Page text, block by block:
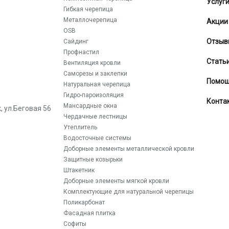
, ул.Беговая 56
Гибкая черепица
Металлочерепица
OSB
Сайдинг
Профнастил
Вентиляция кровли
Саморезы и заклепки
Натуральная черепица
Гидро-пароизоляция
Мансардные окна
Чердачные лестницы
Утеплитель
Водосточные системы
Доборные элементы металлической кровли
Защитные козырьки
Штакетник
Доборные элементы мягкой кровли
Комплектующие для натуральной черепицы
Поликарбонат
Фасадная плитка
Софиты
Услуги
Акции